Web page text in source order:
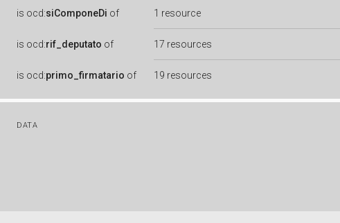
is ocd:siComponeDi of 1 resource
is ocd:rif_deputato of 17 resources
is ocd:primo_firmatario of 19 resources
DATA